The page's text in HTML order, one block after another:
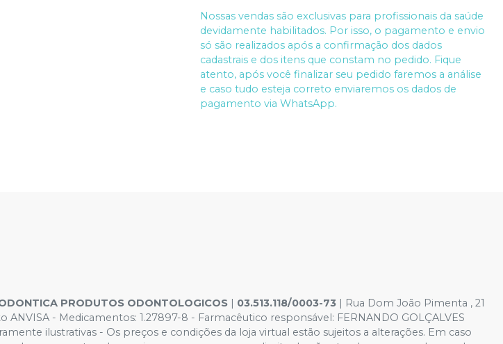
Nossas vendas são exclusivas para profissionais da saúde
devidamente habilitados. Por isso, o pagamento e envio
só são realizados após a confirmação dos dados
cadastrais e dos itens que constam no pedido. Fique
atento, após você finalizar seu pedido faremos a análise
e caso tudo esteja correto enviaremos os dados de
pagamento via WhatsApp.
PRODUTOS ODONTOLOGICOS | 03.513.118/0003-73 | Rua Dom João Pimenta , 21
- Medicamentos: 1.27897-8 - Farmacêutico responsável: FERNANDO GOLÇALVES
ilustrativas - Os preços e condições da loja virtual estão sujeitos a alterações. Em caso